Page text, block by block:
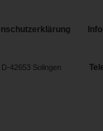
D-42653 Solingen